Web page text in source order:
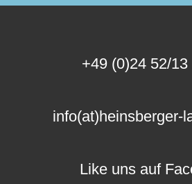
+49 (0)24 52/13
info(at)heinsberger-
Like uns auf